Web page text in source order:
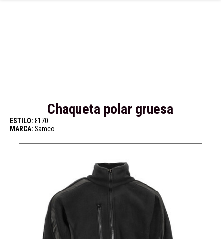
Chaqueta polar gruesa
ESTILO: 8170
MARCA: Samco